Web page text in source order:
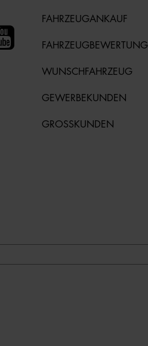
FAHRZEUGANKAUF
FAHRZEUGBEWERTUNG
WUNSCHFAHRZEUG
GEWERBEKUNDEN
GROSSKUNDEN